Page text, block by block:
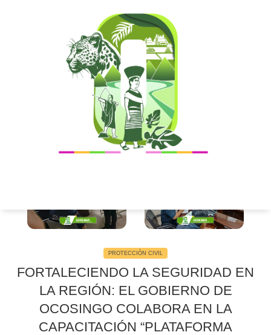
P R E N S A
NOTICIAS LOCALES
PROTECCIÓN CIVIL
FORTALECIENDO LA SEGURIDAD EN
LA REGIÓN: EL GOBIERNO DE
OCOSINGO COLABORA EN LA
CAPACITACIÓN “PLATAFORMA